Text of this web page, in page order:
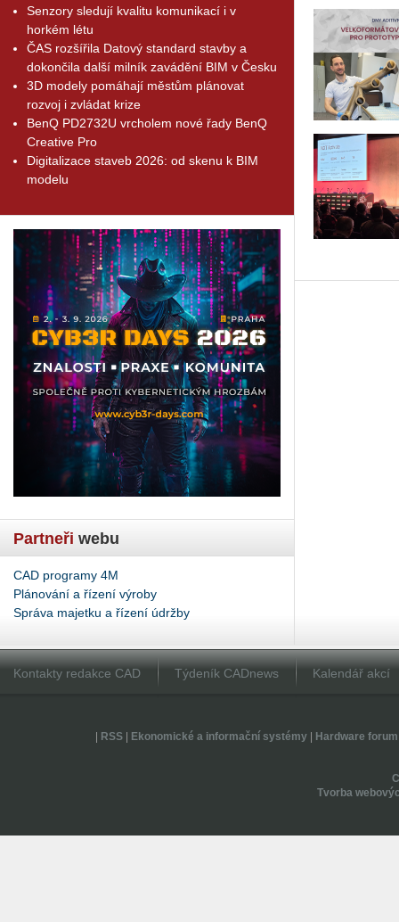
Senzory sledují kvalitu komunikací i v
horkém létu
ČAS rozšířila Datový standard stavby a
dokončila další milník zavádění BIM v Česku
3D modely pomáhají městům plánovat
rozvoj i zvládat krize
BenQ PD2732U vrcholem nové řady BenQ
Creative Pro
Digitalizace staveb 2026: od skenu k BIM
modelu
Partneři webu
CAD programy 4M
Plánování a řízení výroby
Správa majetku a řízení údržby
Kontakty redakce CAD Týdeník CADnews Kalendář akcí
RSS| Ekonomické a informační systémy| Hardware forum
Tvorba